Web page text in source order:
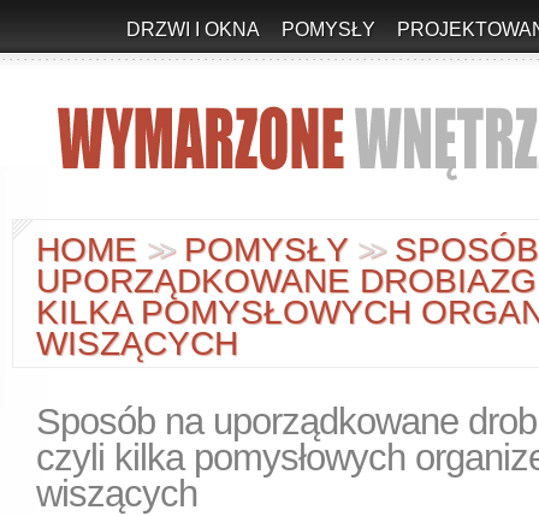
DRZWI I OKNA POMYSŁY
HOME >> POMYSŁY >>
UPORZĄDKOWANE
KILKA POMYSŁOWYCH
WISZĄCYCH
Sposób na uporządkowane
czyli kilka pomysłowych
wiszących